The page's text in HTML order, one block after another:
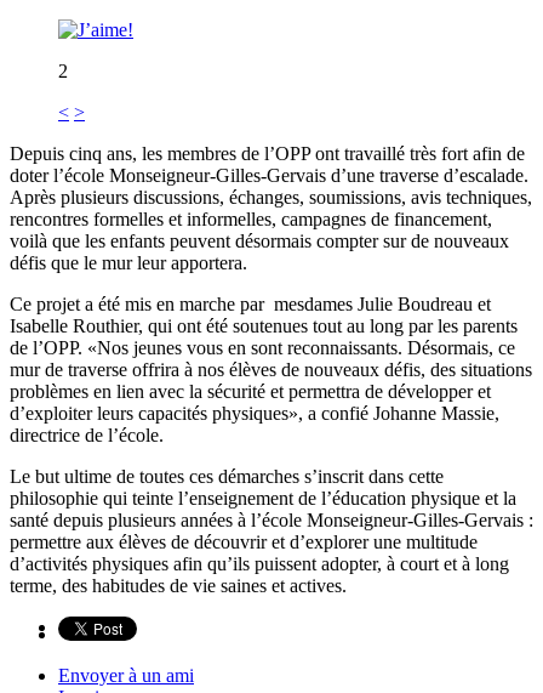
2
< >
Depuis cinq ans, les membres de l’OPP ont travaillé très fort afin de
doter l’école Monseigneur-Gilles-Gervais d’une traverse d’escalade.
Après plusieurs discussions, échanges, soumissions, avis techniques,
rencontres formelles et informelles, campagnes de financement,
voilà que les enfants peuvent désormais compter sur de nouveaux
défis que le mur leur apportera.
Ce projet a été mis en marche par mesdames Julie Boudreau et
Isabelle Routhier, qui ont été soutenues tout au long par les parents
de l’OPP. «Nos jeunes vous en sont reconnaissants. Désormais, ce
mur de traverse offrira à nos élèves de nouveaux défis, des situations
problèmes en lien avec la sécurité et permettra de développer et
d’exploiter leurs capacités physiques», a confié Johanne Massie,
directrice de l’école.
Le but ultime de toutes ces démarches s’inscrit dans cette
philosophie qui teinte l’enseignement de l’éducation physique et la
santé depuis plusieurs années à l’école Monseigneur-Gilles-Gervais :
permettre aux élèves de découvrir et d’explorer une multitude
d’activités physiques afin qu’ils puissent adopter, à court et à long
terme, des habitudes de vie saines et actives.
Envoyer à un ami